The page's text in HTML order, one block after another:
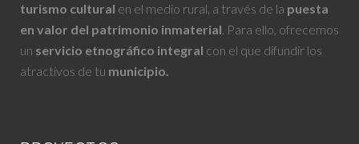
turismo cultural en el medio rural, a través de la puesta
en valor del patrimonio inmaterial. Para ello, ofrecemos
un servicio etnográfico integral con el que difundir los
atractivos de tu municipio.